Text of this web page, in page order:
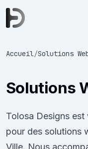
Accueil/Solutions
Solutions
Tolosa Designs
pour des solutions
Ville. Nous